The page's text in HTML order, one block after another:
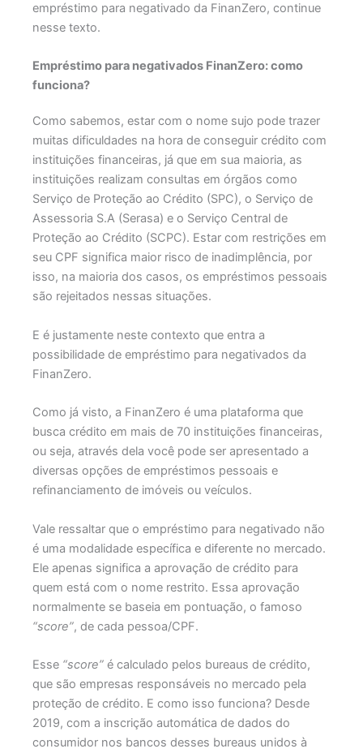
empréstimo para negativado da FinanZero, continue
nesse texto.
Empréstimo para negativados FinanZero: como
funciona?
Como sabemos, estar com o nome sujo pode trazer
muitas dificuldades na hora de conseguir crédito com
instituições financeiras, já que em sua maioria, as
instituições realizam consultas em órgãos como
Serviço de Proteção ao Crédito (SPC), o Serviço de
Assessoria S.A (Serasa) e o Serviço Central de
Proteção ao Crédito (SCPC). Estar com restrições em
seu CPF significa maior risco de inadimplência, por
isso, na maioria dos casos, os empréstimos pessoais
são rejeitados nessas situações.
E é justamente neste contexto que entra a
possibilidade de empréstimo para negativados da
FinanZero.
Como já visto, a FinanZero é uma plataforma que
busca crédito em mais de 70 instituições financeiras,
ou seja, através dela você pode ser apresentado a
diversas opções de empréstimos pessoais e
refinanciamento de imóveis ou veículos.
Vale ressaltar que o empréstimo para negativado não
é uma modalidade específica e diferente no mercado.
Ele apenas significa a aprovação de crédito para
quem está com o nome restrito. Essa aprovação
normalmente se baseia em pontuação, o famoso
“score”, de cada pessoa/CPF.
Esse“score”é calculado pelos bureaus de crédito,
que são empresas responsáveis no mercado pela
proteção de crédito. E como isso funciona? Desde
2019, com a inscrição automática de dados do
consumidor nos bancos desses bureaus unidos à